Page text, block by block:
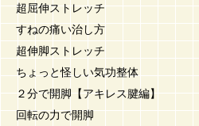
超屈伸ストレッチ
すねの痛い治し方
超伸脚ストレッチ
ちょっと怪しい気功整体
２分で開脚【アキレス腱編】
回転の力で開脚